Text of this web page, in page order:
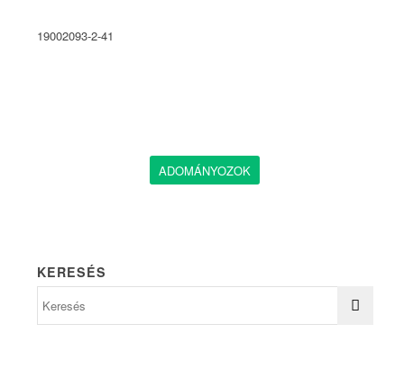
19002093-2-41
ADOMÁNYOZOK
KERESÉS